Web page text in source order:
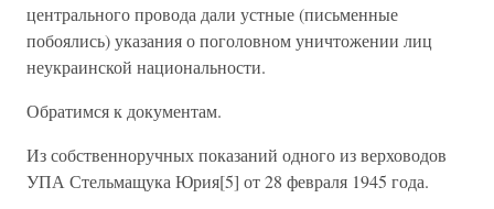
центрального провода дали устные (письменные
побоялись) указания о поголовном уничтожении лиц
неукраинской национальности.
Обратимся к документам.
Из собственноручных показаний одного из верховодов
УПА Стельмащука Юрия[5] от 28 февраля 1945 года.